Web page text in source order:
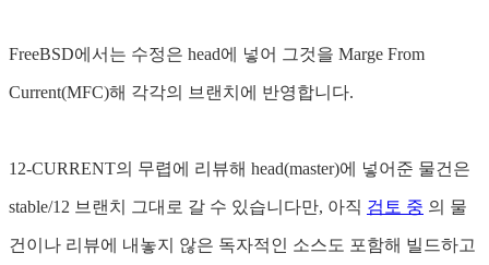
FreeBSD에서는 수정은 head에 넣어 그것을 Marge From
Current(MFC)해 각각의 브랜치에 반영합니다.
12-CURRENT의 무렵에 리뷰해 head(master)에 넣어준 물건은
stable/12 브랜치 그대로 갈 수 있습니다만, 아직 검토 중 의 물
건이나 리뷰에 내놓지 않은 독자적인 소스도 포함해 빌드하고